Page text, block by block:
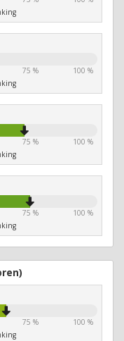
75 %
100 %
75 %
100 %
75 %
100 %
75 %
100 %